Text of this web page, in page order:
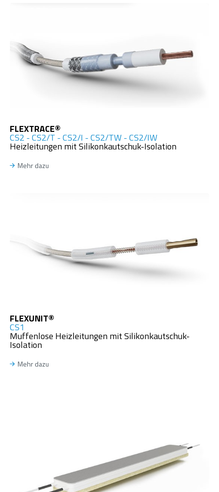
FLEXTRACE®
CS2 - CS2/T - CS2/I - CS2/TW - CS2/IW
Heizleitungen mit Silikonkautschuk-Isolation
Mehr dazu
FLEXUNIT®
CS1
Muffenlose Heizleitungen mit Silikonkautschuk-
Isolation
Mehr dazu